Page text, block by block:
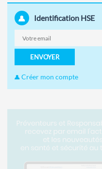
Identification HSE
ENVOYER
Créer mon compte